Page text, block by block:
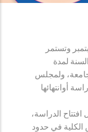
وتستمر
لمدة
ولمجلس
أوانتهائها
الدراسة،
الكلية في حدود